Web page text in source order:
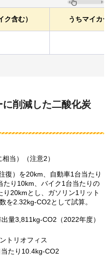
含む） うちマイカ
に削減した二酸化炭
当）（注意2）
復）を20km、自動車1台当たり
たり10km、バイク1台当たりの
20kmとし、ガソリン1リット
を2.32kg-CO2として試算。
量3,811kg-CO2（2022年度）
トリオフィス
たり10.4kg-CO2